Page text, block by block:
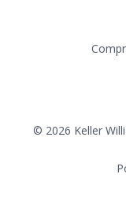
© 2026 Keller